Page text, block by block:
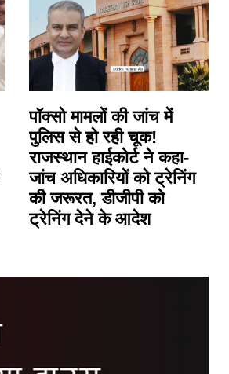
पॉक्सो मामलों की जांच में
पुलिस से हो रही चूक!
राजस्थान हाईकोर्ट ने कहा-
जांच अधिकारियों को ट्रेनिंग
की जरूरत, डीजीपी को
ट्रेनिंग देने के आदेश